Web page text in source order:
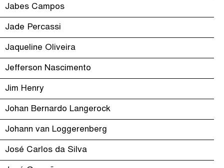
Jabes Campos
Jade Percassi
Jaqueline Oliveira
Jefferson Nascimento
Jim Henry
Johan Bernardo Langerock
Johann van Loggerenberg
José Carlos da Silva